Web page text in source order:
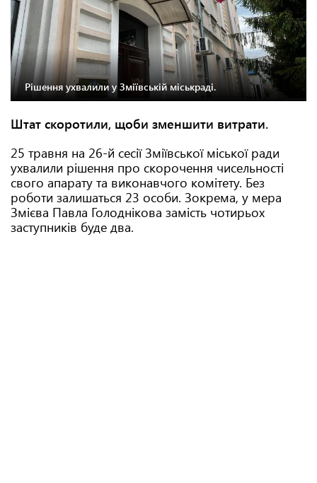
Рішення ухвалили у Зміївській міськраді.
Штат скоротили, щоби зменшити витрати.
25 травня на 26-й сесії Зміївської міської ради
ухвалили рішення про скорочення чисельності
свого апарату та виконавчого комітету. Без
роботи залишаться 23 особи. Зокрема, у мера
Змієва Павла Голоднікова замість чотирьох
заступників буде два.